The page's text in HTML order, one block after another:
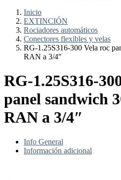
Inicio
EXTINCIÓN
Rociadores automáticos
Conectores flexibles y velas
RG-1.25S316-300 Vela roc
RAN a 3/4″
RG-1.25S316-
panel sandwich
RAN a 3/4″
Info General
Información adicional